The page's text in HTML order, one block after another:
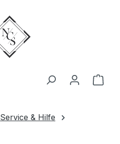
Service & Hilfe